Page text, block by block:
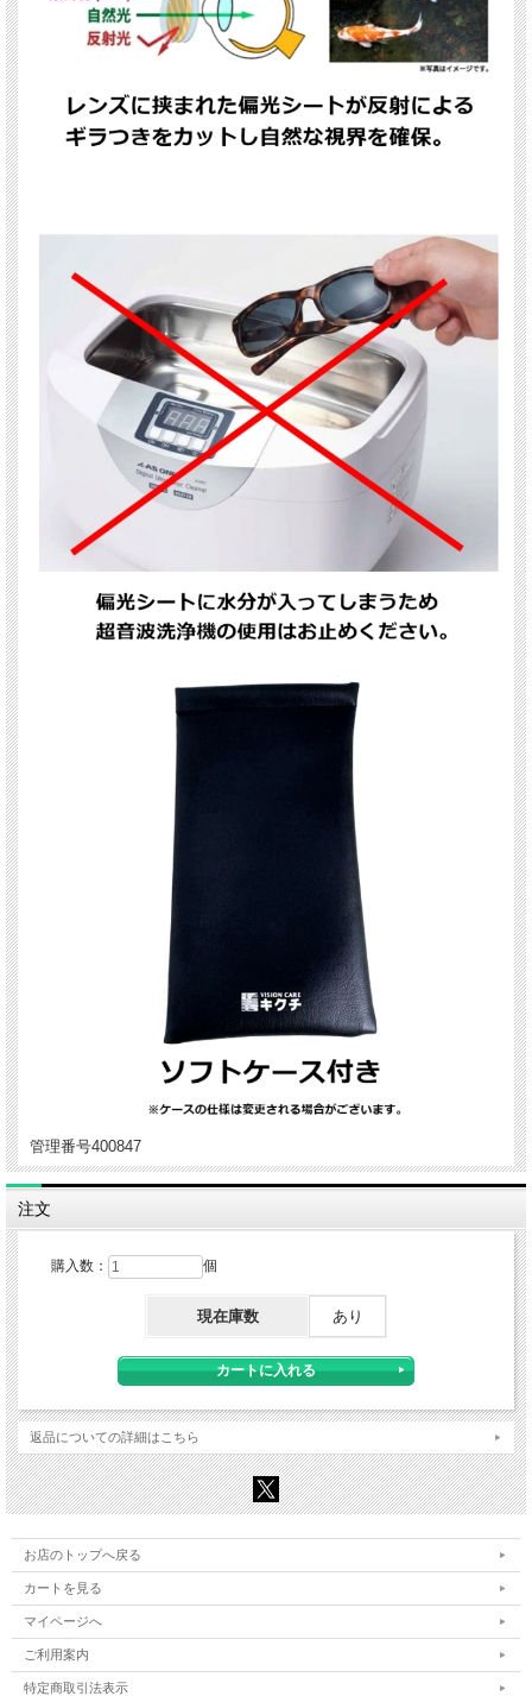
管理番号400847
注文
購入数： 個
現在庫数 あり
返品についての詳細はこちら
お店のトップへ戻る
カートを見る
マイページへ
ご利用案内
特定商取引法表示